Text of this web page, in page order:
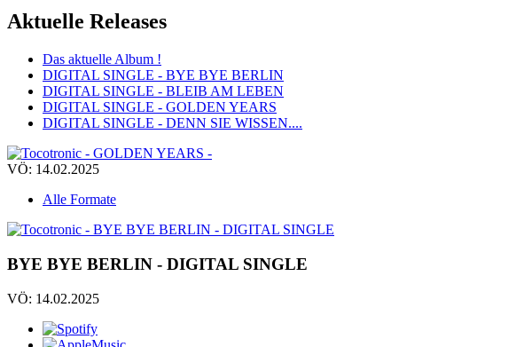
Aktuelle Releases
Das aktuelle Album !
DIGITAL SINGLE - BYE BYE BERLIN
DIGITAL SINGLE - BLEIB AM LEBEN
DIGITAL SINGLE - GOLDEN YEARS
DIGITAL SINGLE - DENN SIE WISSEN....
VÖ: 14.02.2025
Alle Formate
BYE BYE BERLIN - DIGITAL SINGLE
VÖ: 14.02.2025